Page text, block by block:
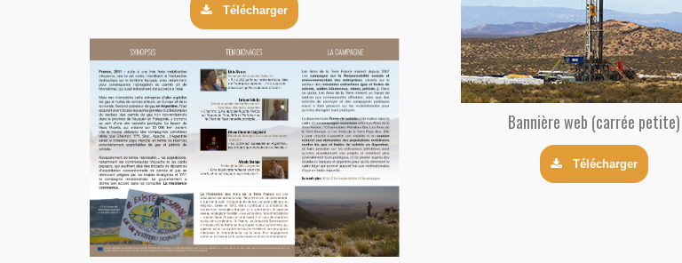
Télécharger
Bannière web (carrée petite)
Télécharger